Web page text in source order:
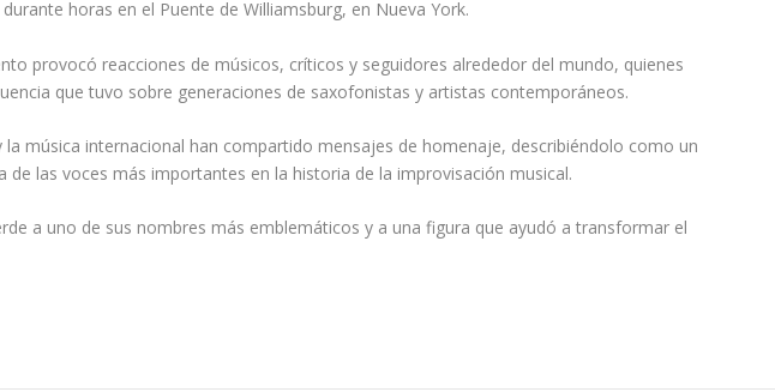
horas en el Puente de Williamsburg, en Nueva York.
provocó reacciones de músicos, críticos y seguidores alrededor del mundo, quienes
que tuvo sobre generaciones de saxofonistas y artistas contemporáneos.
la música internacional han compartido mensajes de homenaje, describiéndolo como un
de las voces más importantes en la historia de la improvisación musical.
a uno de sus nombres más emblemáticos y a una figura que ayudó a transformar el